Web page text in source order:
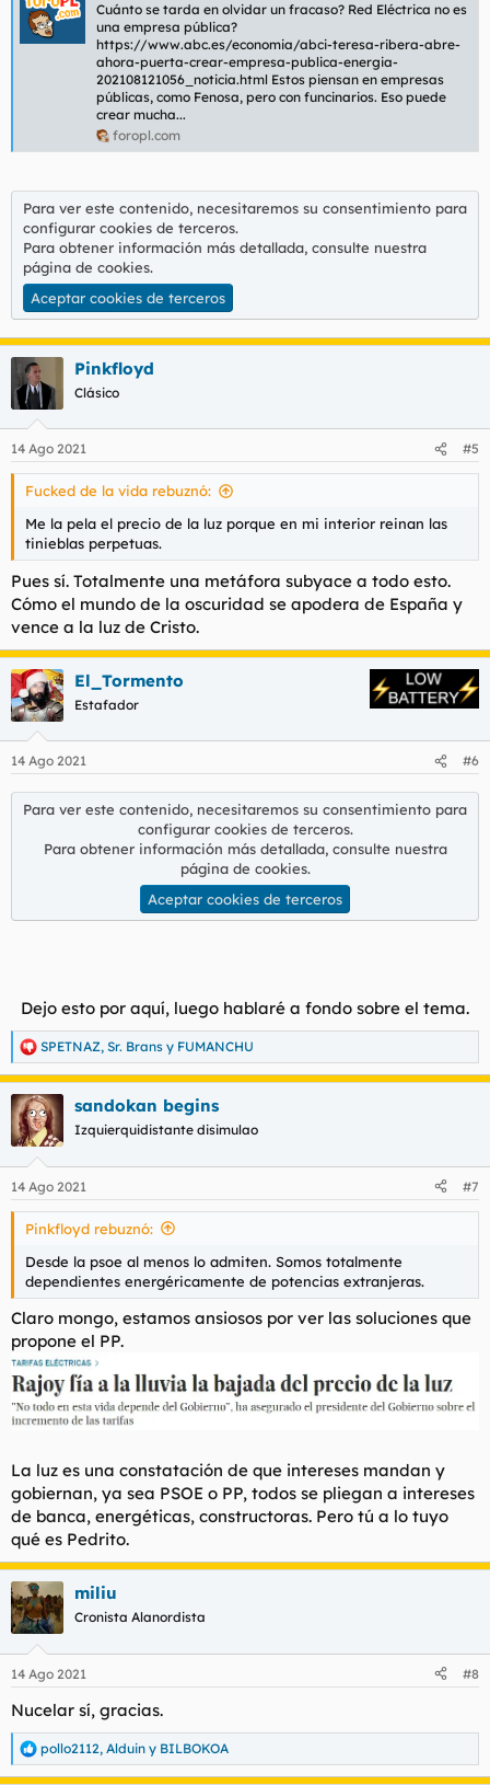
Cuánto se tarda en olvidar un fracaso? Red Eléctrica no es
una empresa pública?
https://www.abc.es/economia/abci-teresa-ribera-abre-
ahora-puerta-crear-empresa-publica-energia-
202108121056_noticia.html Estos piensan en empresas
públicas, como Fenosa, pero con funcinarios. Eso puede
crear mucha...
foropl.com
Para ver este contenido, necesitaremos su consentimiento para
configurar cookies de terceros.
Para obtener información más detallada, consulte nuestra
página de cookies.
Aceptar cookies de terceros
Pinkfloyd
Clásico
14 Ago 2021 #5
Fucked de la vida rebuznó:
Me la pela el precio de la luz porque en mi interior reinan las
tinieblas perpetuas.
Pues sí. Totalmente una metáfora subyace a todo esto.
Cómo el mundo de la oscuridad se apodera de España y
vence a la luz de Cristo.
El_Tormento
Estafador
14 Ago 2021 #6
Para ver este contenido, necesitaremos su consentimiento para
configurar cookies de terceros.
Para obtener información más detallada, consulte nuestra
página de cookies.
Aceptar cookies de terceros
Dejo esto por aquí, luego hablaré a fondo sobre el tema.​
R
e
c
c
i
e
s
SPETNAZ, Sr. Brans y FUMANCHU
sandokan begins
Izquierquidistante disimulao
14 Ago 2021 #7
Pinkfloyd rebuznó:
Desde la psoe al menos lo admiten. Somos totalmente
dependientes energéricamente de potencias extranjeras.
Claro mongo, estamos ansiosos por ver las soluciones que
propone el PP.
La luz es una constatación de que intereses mandan y
gobiernan, ya sea PSOE o PP, todos se pliegan a intereses
de banca, energéticas, constructoras. Pero tú a lo tuyo
qué es Pedrito.
miliu
Cronista Alanordista
14 Ago 2021 #8
Nucelar sí, gracias.
R
e
pollo2112, Alduin y BILBOKOA